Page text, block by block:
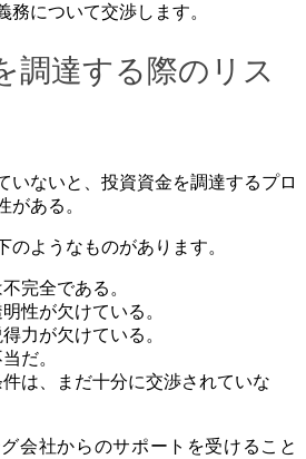
務について交渉します。
調達する際のリス
いないと、投資資金を調達するプロ
がある。
のようなものがあります。
完全である。
性が欠けている。
力が欠けている。
だ。
は、まだ十分に交渉されていな
会社からのサポートを受けること